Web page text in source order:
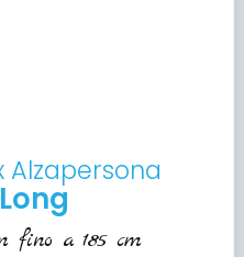
Alzapersona
fino a 185 cm